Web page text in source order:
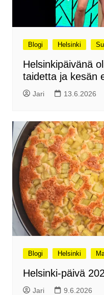
Blogi Helsinki
Helsinkipäivänä
taidetta ja kesän
Jari 13.6.2026
Blogi Helsinki
Helsinki-päivä
Jari 9.6.2026